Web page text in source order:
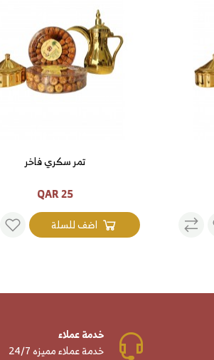
تمر سكري فاخر
25 QAR
اضف للسلة
خدمة عملاء
خدمة عملاء مميزه 24/7